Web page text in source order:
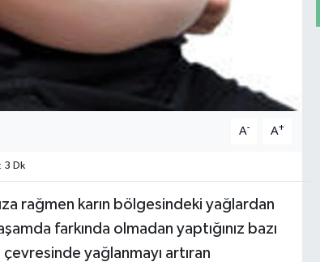
A- A+
3 Dk
rağmen karın bölgesindeki yağlardan
farkında olmadan yaptığınız bazı
yağlanmayı artıran